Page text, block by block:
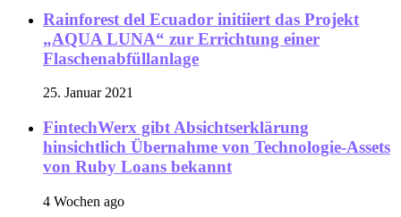
Rainforest del Ecuador initiiert das Projekt
„AQUA LUNA“ zur Errichtung einer
Flaschenabfüllanlage
25. Januar 2021
FintechWerx gibt Absichtserklärung
hinsichtlich Übernahme von Technologie-Assets
von Ruby Loans bekannt
4 Wochen ago